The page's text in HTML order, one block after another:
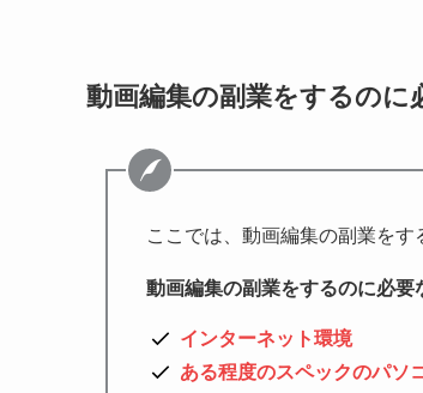
動画編集の副業をするのに
ここでは、動画編集の副業をす
動画編集の副業をするのに必要
インターネット環境
ある程度のスペックのパソ